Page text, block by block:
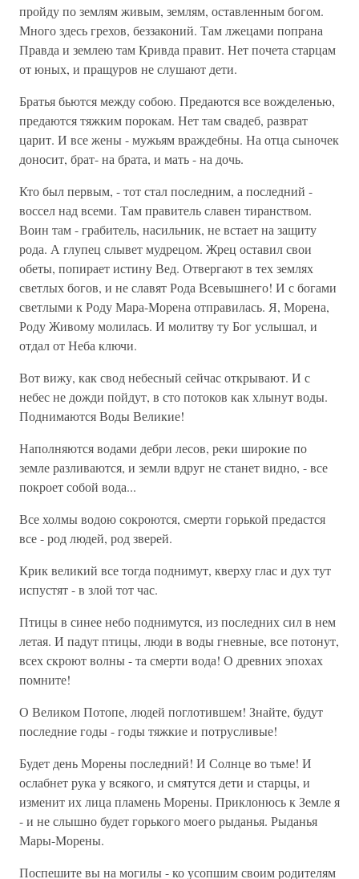
пройду по землям живым, землям, оставленным богом.
Много здесь грехов, беззаконий. Там лжецами попрана
Правда и землею там Кривда правит. Нет почета старцам
от юных, и пращуров не слушают дети.
Братья бьются между собою. Предаются все вожделенью,
предаются тяжким порокам. Нет там свадеб, разврат
царит. И все жены - мужьям враждебны. На отца сыночек
доносит, брат- на брата, и мать - на дочь.
Кто был первым, - тот стал последним, а последний -
воссел над всеми. Там правитель славен тиранством.
Воин там - грабитель, насильник, не встает на защиту
рода. А глупец слывет мудрецом. Жрец оставил свои
обеты, попирает истину Вед. Отвергают в тех землях
светлых богов, и не славят Рода Всевышнего! И с богами
светлыми к Роду Мара-Морена отправилась. Я, Морена,
Роду Живому молилась. И молитву ту Бог услышал, и
отдал от Неба ключи.
Вот вижу, как свод небесный сейчас открывают. И с
небес не дожди пойдут, в сто потоков как хлынут воды.
Поднимаются Воды Великие!
Наполняются водами дебри лесов, реки широкие по
земле разливаются, и земли вдруг не станет видно, - все
покроет собой вода...
Все холмы водою сокроются, смерти горькой предастся
все - род людей, род зверей.
Крик великий все тогда поднимут, кверху глас и дух тут
испустят - в злой тот час.
Птицы в синее небо поднимутся, из последних сил в нем
летая. И падут птицы, люди в воды гневные, все потонут,
всех скроют волны - та смерти вода! О древних эпохах
помните!
О Великом Потопе, людей поглотившем! Знайте, будут
последние годы - годы тяжкие и потрусливые!
Будет день Морены последний! И Солнце во тьме! И
ослабнет рука у всякого, и смятутся дети и старцы, и
изменит их лица пламень Морены. Приклонюсь к Земле я
- и не слышно будет горького моего рыданья. Рыданья
Мары-Морены.
Поспешите вы на могилы - ко усопшим своим родителям